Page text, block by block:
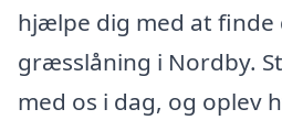
hjælpe dig med at
græsslåning i Nordby.
med os i dag, og oplev